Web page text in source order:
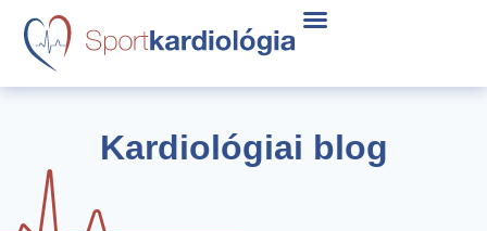
Kardiológiai blog